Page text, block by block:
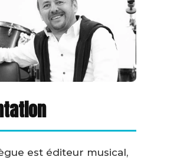
est éditeur musical,